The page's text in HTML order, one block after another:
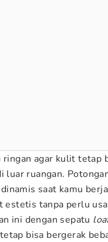
ringan agar kulit tetap
luar ruangan.
saat kamu
estetis tanpa perlu
ini dengan sepatu
bisa bergerak